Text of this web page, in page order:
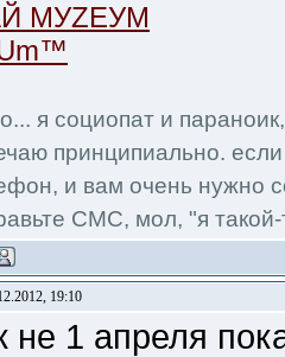
МУZЕУМ
я социопат и
принципиально.
и вам очень нужно
СМС, мол, "я такой-
19:10
не 1 апреля